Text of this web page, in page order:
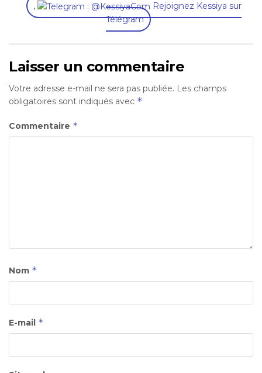
,
Rejoignez Kessiya sur
Télégram
Laisser un commentaire
Votre adresse e-mail ne sera pas publiée. Les champs
obligatoires sont indiqués avec *
Commentaire *
Nom *
E-mail *